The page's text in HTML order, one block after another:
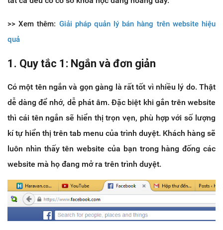
>> Xem thêm: Giải pháp quản lý bán hàng trên website hiệu
quả
1. Quy tắc 1: Ngắn và đơn giản
Có một tên ngắn và gọn gàng là rất tốt vì nhiều lý do. Thật
dễ dàng để nhớ, dễ phát âm. Đặc biệt khi gắn trên website
thì cái tên ngắn sẽ hiển thị trọn vẹn, phù hợp với số lượng
kí tự hiển thị trên tab menu của trình duyệt. Khách hàng sẽ
luôn nhìn thấy tên website của bạn trong hàng đống các
website mà họ đang mở ra trên trình duyệt.